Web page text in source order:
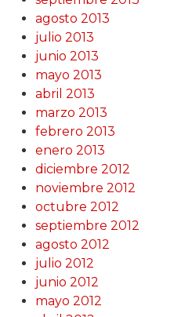
agosto 2013
julio 2013
junio 2013
mayo 2013
abril 2013
marzo 2013
febrero 2013
enero 2013
diciembre 2012
noviembre 2012
octubre 2012
septiembre 2012
agosto 2012
julio 2012
junio 2012
mayo 2012